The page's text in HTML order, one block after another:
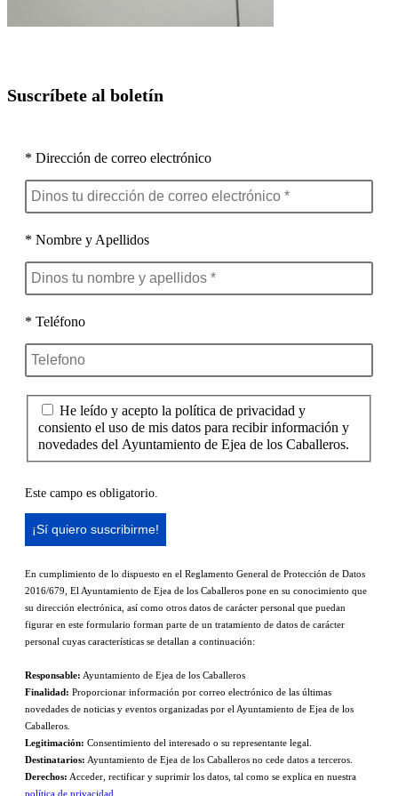
Suscríbete al boletín
* Dirección de correo electrónico
* Nombre y Apellidos
* Teléfono
He leído y acepto la política de privacidad y
consiento el uso de mis datos para recibir información y
novedades del Ayuntamiento de Ejea de los Caballeros.
Este campo es obligatorio.
En cumplimiento de lo dispuesto en el Reglamento General de Protección de Datos
2016/679, El Ayuntamiento de Ejea de los Caballeros pone en su conocimiento que
su dirección electrónica, así como otros datos de carácter personal que puedan
figurar en este formulario forman parte de un tratamiento de datos de carácter
personal cuyas características se detallan a continuación:
Responsable: Ayuntamiento de Ejea de los Caballeros
Finalidad: Proporcionar información por correo electrónico de las últimas
novedades de noticias y eventos organizadas por el Ayuntamiento de Ejea de los
Caballeros.
Legitimación: Consentimiento del interesado o su representante legal.
Destinatarios: Ayuntamiento de Ejea de los Caballeros no cede datos a terceros.
Derechos: Acceder, rectificar y suprimir los datos, tal como se explica en nuestra
política de privacidad.